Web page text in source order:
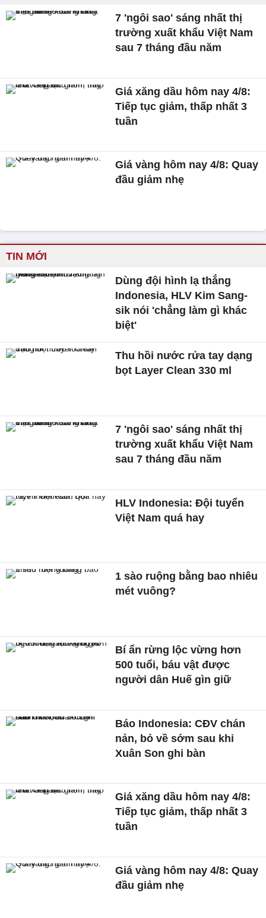
7 'ngôi sao' sáng nhất thị
trường xuất khẩu Việt Nam
sau 7 tháng đầu năm
Giá xăng dầu hôm nay 4/8:
Tiếp tục giảm, thấp nhất 3
tuần
Giá vàng hôm nay 4/8: Quay
đầu giảm nhẹ
TIN MỚI
Dùng đội hình lạ thắng
Indonesia, HLV Kim Sang-
sik nói 'chẳng làm gì khác
biệt'
Thu hồi nước rửa tay dạng
bọt Layer Clean 330 ml
7 'ngôi sao' sáng nhất thị
trường xuất khẩu Việt Nam
sau 7 tháng đầu năm
HLV Indonesia: Đội tuyển
Việt Nam quá hay
1 sào ruộng bằng bao nhiêu
mét vuông?
Bí ẩn rừng lộc vừng hơn
500 tuổi, báu vật được
người dân Huế gìn giữ
Báo Indonesia: CĐV chán
nản, bỏ về sớm sau khi
Xuân Son ghi bàn
Giá xăng dầu hôm nay 4/8:
Tiếp tục giảm, thấp nhất 3
tuần
Giá vàng hôm nay 4/8: Quay
đầu giảm nhẹ